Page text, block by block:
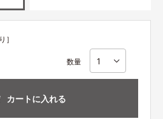
］
数量
カートに入れる